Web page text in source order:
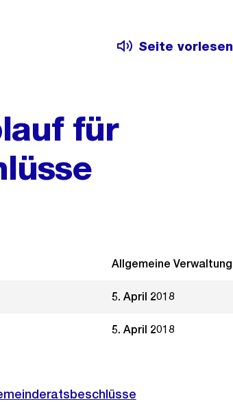
Seite vorlesen
für
Allgemeine Verwaltung
5. April 2018
5. April 2018